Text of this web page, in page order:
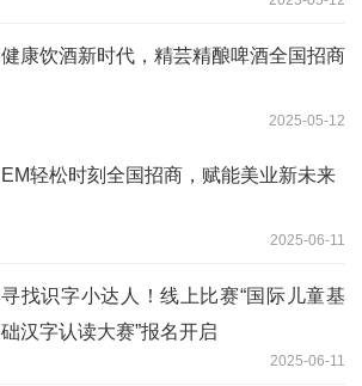
健康饮酒新时代，精芸精酿啤酒全国招商
2025-05-12
EM轻松时刻全国招商，赋能美业新未来
2025-06-11
寻找识字小达人！线上比赛“国际儿童基
础汉字认读大赛”报名开启
2025-06-11